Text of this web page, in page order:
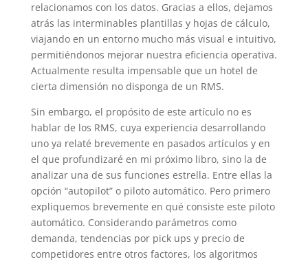
relacionamos con los datos. Gracias a ellos, dejamos
atrás las interminables plantillas y hojas de cálculo,
viajando en un entorno mucho más visual e intuitivo,
permitiéndonos mejorar nuestra eficiencia operativa.
Actualmente resulta impensable que un hotel de
cierta dimensión no disponga de un RMS.
Sin embargo, el propósito de este artículo no es
hablar de los RMS, cuya experiencia desarrollando
uno ya relaté brevemente en pasados artículos y en
el que profundizaré en mi próximo libro, sino la de
analizar una de sus funciones estrella. Entre ellas la
opción “autopilot” o piloto automático. Pero primero
expliquemos brevemente en qué consiste este piloto
automático. Considerando parámetros como
demanda, tendencias por pick ups y precio de
competidores entre otros factores, los algoritmos